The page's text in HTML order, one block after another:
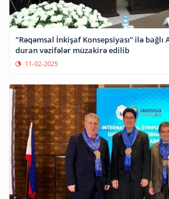
"Rəqəmsal İnkişaf Konsepsiyası” ilə bağlı
duran vəzifələr müzakirə edilib
11-02-2025